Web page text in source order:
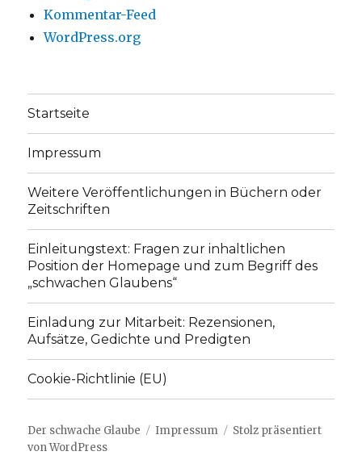
Kommentar-Feed
WordPress.org
Startseite
Impressum
Weitere Veröffentlichungen in Büchern oder
Zeitschriften
Einleitungstext: Fragen zur inhaltlichen
Position der Homepage und zum Begriff des
„schwachen Glaubens“
Einladung zur Mitarbeit: Rezensionen,
Aufsätze, Gedichte und Predigten
Cookie-Richtlinie (EU)
Der schwache Glaube Impressum
Stolz präsentiert
von WordPress